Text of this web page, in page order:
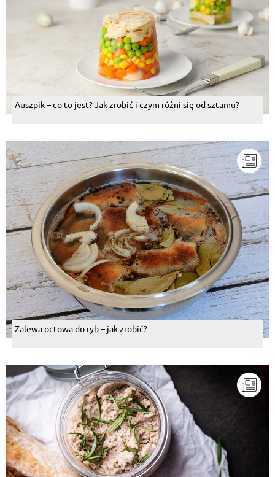
Auszpik – co to jest? Jak zrobić i czym różni się od sztamu?
Zalewa octowa do ryb – jak zrobić?